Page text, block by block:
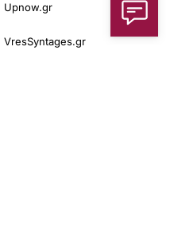
Upnow.gr
VresSyntages.gr